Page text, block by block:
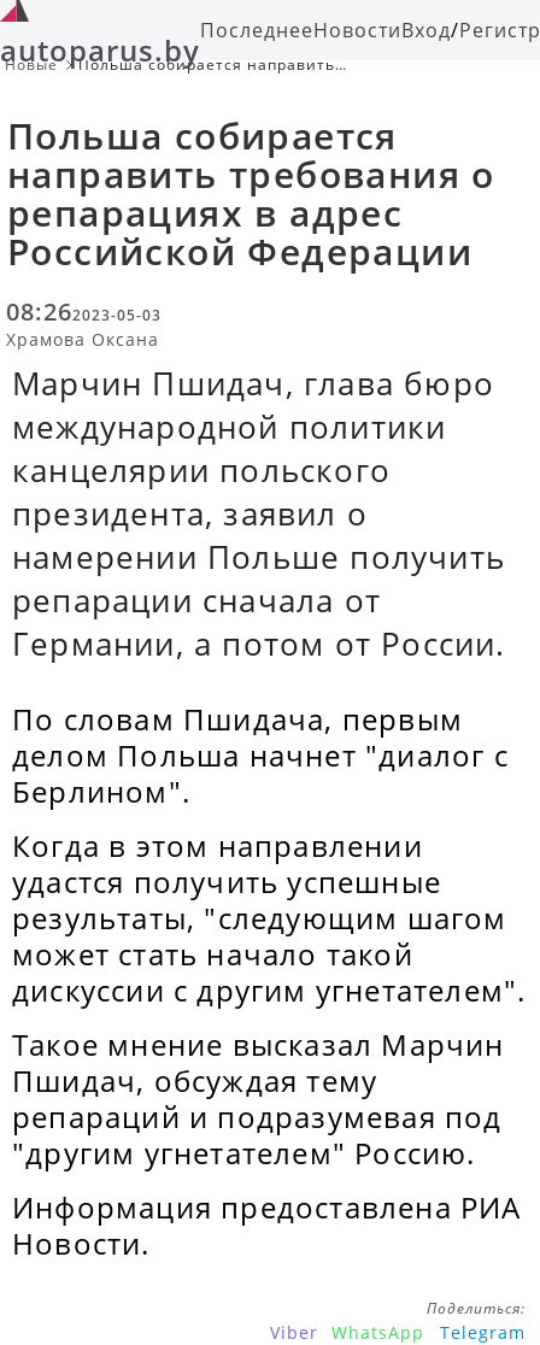
autoparus.byПоследнееНовостиВход/
Новые
Польша собирается направить
Польша собирается
направить требования о
репарациях в адрес
Российской Федерации
08:262023-05-03
Храмова Оксана
Марчин Пшидач, глава бюро
международной политики
канцелярии польского
президента, заявил о
намерении Польше получить
репарации сначала от
Германии, а потом от России.
По словам Пшидача, первым
делом Польша начнет "диалог с
Берлином".
Когда в этом направлении
удастся получить успешные
результаты, "следующим шагом
может стать начало такой
дискуссии с другим угнетателем".
Такое мнение высказал Марчин
Пшидач, обсуждая тему
репараций и подразумевая под
"другим угнетателем" Россию.
Информация предоставлена РИА
Новости.
Поделиться:
Viber WhatsApp Telegram